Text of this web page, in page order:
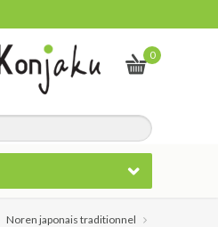
0
Noren japonais traditionnel